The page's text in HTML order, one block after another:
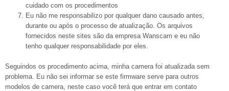
cuidado com os procedimentos
Eu não me responsabilizo por qualquer dano causado antes,
durante ou após o processo de atualização. Os arquivos
fornecidos neste sites são da empresa Wanscam e eu não
tenho qualquer responsabilidade por eles.
Seguindos os procedimento acima, minha camera foi atualizada sem
problema. Eu não sei informar se este firmware serve para outros
modelos de camera, neste caso você terá que entrar em contato